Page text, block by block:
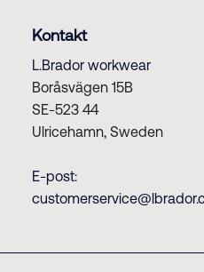
Kontakt
L.Brador workwear
Boråsvägen 15B
SE-523 44
Ulricehamn, Sweden
E-post: